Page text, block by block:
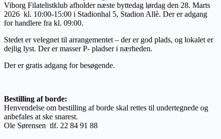
Viborg Filatelistklub afholder næste byttedag lørdag den 28. Marts
2026 kl. 10:00-15:00 i Stadionhal 5, Stadion Allè. Der er adgang
for handlere fra kl. 09:00.
Stedet er velegnet til arrangementet – der er god plads, og lokalet er
dejlig lyst. Der er masser P- pladser i nærheden.
Der er gratis adgang for besøgende.
Bestilling af borde:
Henvendelse om bestilling af borde skal rettes til undertegnede og
anbefales at ske snarest.
Ole Sørensen tlf. 22 84 91 88